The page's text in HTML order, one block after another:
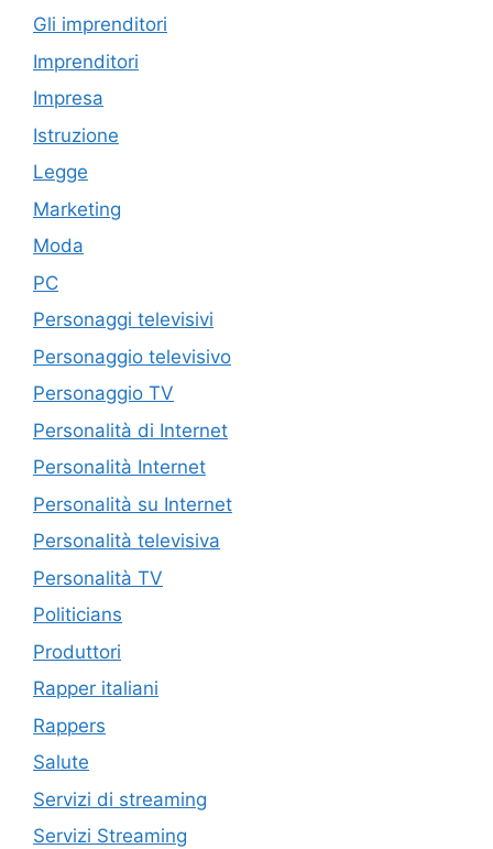
Gli imprenditori
Imprenditori
Impresa
Istruzione
Legge
Marketing
Moda
PC
Personaggi televisivi
Personaggio televisivo
Personaggio TV
Personalità di Internet
Personalità Internet
Personalità su Internet
Personalità televisiva
Personalità TV
Politicians
Produttori
Rapper italiani
Rappers
Salute
Servizi di streaming
Servizi Streaming